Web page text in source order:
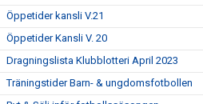
Öppetider kansli V.21
Öppetider Kansli V. 20
Dragningslista Klubblotteri April 2023
Träningstider Barn- & ungdomsfotbollen